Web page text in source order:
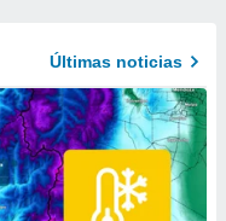
Últimas noticias